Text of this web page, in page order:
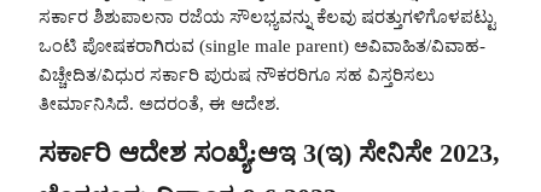
ಸರ್ಕಾರ ಶಿಶುಪಾಲನಾ ರಜೆಯ ಸೌಲಭ್ಯವನ್ನು ಕೆಲವು ಷರತ್ತುಗಳಿಗೊಳಪಟ್ಟು
ಒಂಟಿ ಪೋಷಕರಾಗಿರುವ (single male parent) ಅವಿವಾಹಿತ/ವಿವಾಹ-
ವಿಚ್ಚೇದಿತ/ವಿಧುರ ಸರ್ಕಾರಿ ಪುರುಷ ನೌಕರರಿಗೂ ಸಹ ವಿಸ್ತರಿಸಲು
ತೀರ್ಮಾನಿಸಿದೆ. ಅದರಂತೆ, ಈ ಆದೇಶ.
ಸರ್ಕಾರಿ ಆದೇಶ ಸಂಖ್ಯೆ:ಆಇ 3(ಇ) ಸೇನಿಸೇ 2023,